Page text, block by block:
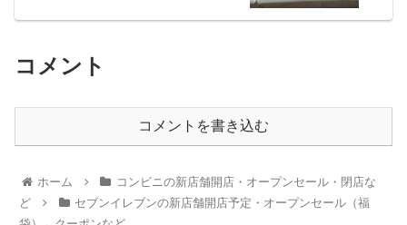
コメント
コメントを書き込む
ホーム
コンビニの新店舗開店・オープンセール・閉店な
ど
セブンイレブンの新店舗開店予定・オープンセール（福